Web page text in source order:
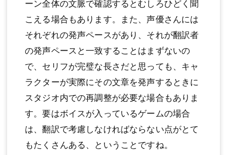
ーン全体の文脈で確認するとむしろひどく聞
こえる場合もあります。また、声優さんには
それぞれの発声ペースがあり、それが翻訳者
の発声ペースと一致することはまずないの
で、セリフが完璧な長さだと思っても、キャ
ラクターが実際にその文章を発声するときに
スタジオ内での再調整が必要な場合もありま
す。要はボイスが入っているゲームの場合
は、翻訳で考慮しなければならない点がとて
もたくさんある、ということですね。